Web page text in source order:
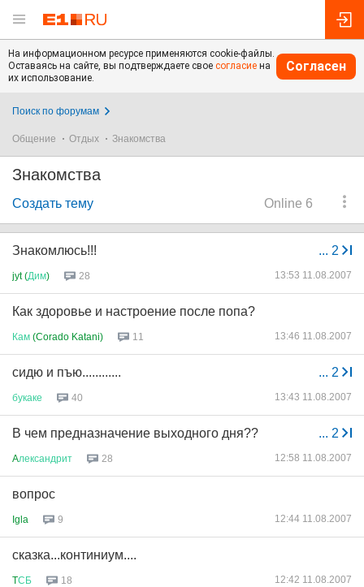
На информационном ресурсе применяются cookie-файлы.
Оставаясь на сайте, вы подтверждаете свое согласие на
их использование.
Согласен
Поиск по форумам
Общение Отдых Знакомства
Знакомства
Online 6
Создать тему
... 2
Знакомлюсь!!!
jyt (Дим) 28 13:53 11.08.2007
Как здоровье и настроение после попа?
Кам (Corado Katani) 11 13:46 11.08.2007
... 2
сидю и пъю............
букаке 40 13:43 11.08.2007
... 2
В чем предназначение выходного дня??
Aлександрит 28 12:58 11.08.2007
вопрос
Igla 9 12:44 11.08.2007
сказка...континиум....
TСБ 18 12:42 11.08.2007